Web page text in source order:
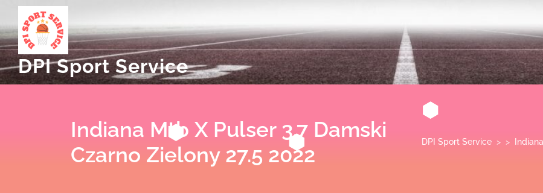
content
DPI Sport Service
Indiana Mtb X Pulser 3.7 Damski
Czarno Zielony 27.5 2022
DPI Sport Service > >